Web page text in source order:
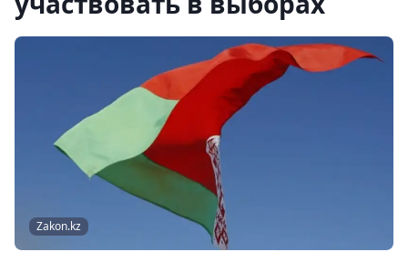
Zakon.kz